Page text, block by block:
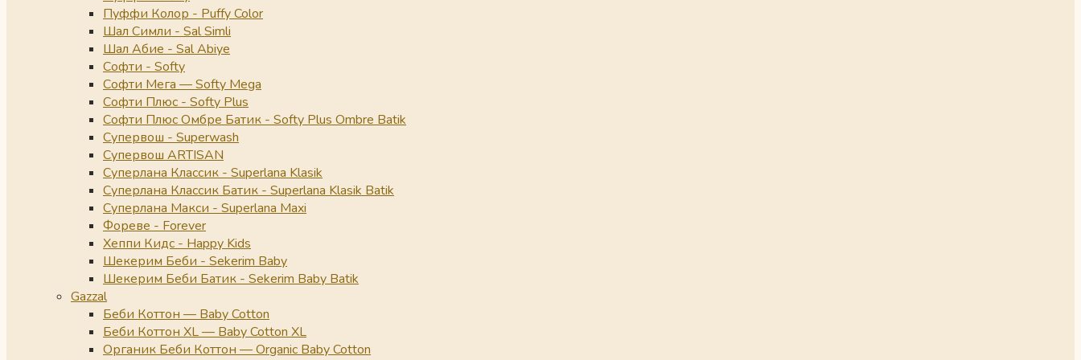
Пуффи Колор - Puffy Color
Шал Симли - Sal Simli
Шал Абие - Sal Abiye
Софти - Softy
Софти Мега — Softy Mega
Софти Плюс - Softy Plus
Софти Плюс Омбре Батик - Softy Plus Ombre Batik
Супервош - Superwash
Супервош ARTISAN
Суперлана Классик - Superlana Klasik
Суперлана Классик Батик - Superlana Klasik Batik
Суперлана Макси - Superlana Maxi
Фореве - Forever
Хеппи Кидс - Happy Kids
Шекерим Беби - Sekerim Baby
Шекерим Беби Батик - Sekerim Baby Batik
Gazzal
Беби Коттон — Baby Cotton
Беби Коттон XL — Baby Cotton XL
Органик Беби Коттон — Organic Baby Cotton